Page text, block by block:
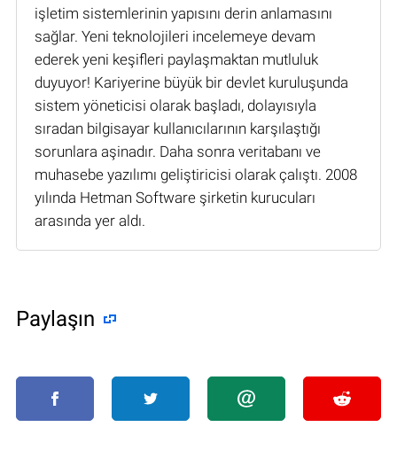
işletim sistemlerinin yapısını derin anlamasını
sağlar. Yeni teknolojileri incelemeye devam
ederek yeni keşifleri paylaşmaktan mutluluk
duyuyor! Kariyerine büyük bir devlet kuruluşunda
sistem yöneticisi olarak başladı, dolayısıyla
sıradan bilgisayar kullanıcılarının karşılaştığı
sorunlara aşinadır. Daha sonra veritabanı ve
muhasebe yazılımı geliştiricisi olarak çalıştı. 2008
yılında Hetman Software şirketin kurucuları
arasında yer aldı.
Paylaşın